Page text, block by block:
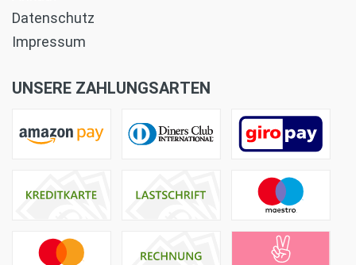
Datenschutz
Impressum
UNSERE ZAHLUNGSARTEN